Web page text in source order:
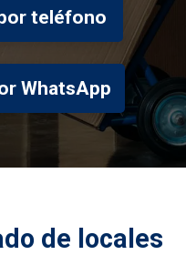
teléfono
WhatsApp
de locales